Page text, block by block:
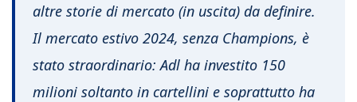
altre storie di mercato (in uscita) da definire.
Il mercato estivo 2024, senza Champions, è
stato straordinario: Adl ha investito 150
milioni soltanto in cartellini e soprattutto ha